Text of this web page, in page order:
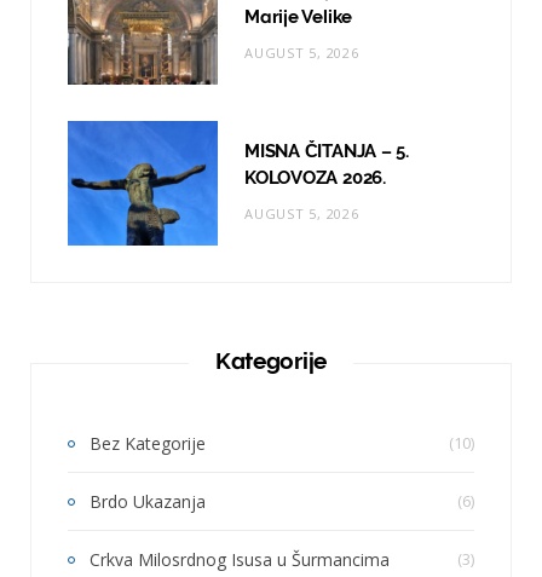
Marije Velike
AUGUST 5, 2026
MISNA ČITANJA – 5.
KOLOVOZA 2026.
AUGUST 5, 2026
Kategorije
Bez Kategorije (10)
Brdo Ukazanja (6)
Crkva Milosrdnog Isusa u Šurmancima (3)